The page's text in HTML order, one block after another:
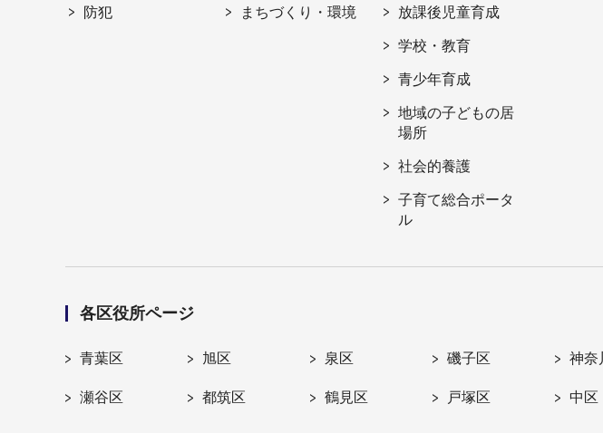
防犯 まちづくり・環境 放課後児童育成
学校・教育
青少年育成
地域の子どもの居
場所
社会的養護
子育て総合ポータ
ル
各区役所ページ
青葉区 旭区 泉区 磯子区 神奈
瀬谷区 都筑区 鶴見区 戸塚区 中区